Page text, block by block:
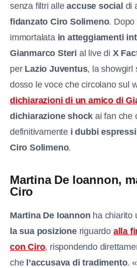
senza filtri alleaccuse social di
fidanzato Ciro Solimeno. Dopo
immortalata in atteggiamenti
Gianmarco Steri al live di X
per Lazio Juventus, la showgirl
dosso le voce che circolano sul
dichiarazioni di un amico di
dichiarazione shock ai fan che
definitivamente i dubbi espressi
Ciro Solimeno.
Martina De Ioannon,
Ciro
Martina De Ioannon ha chiarito
la sua posizioneriguardo alla
con Ciro, rispondendo
che l’accusava di tradimento. «